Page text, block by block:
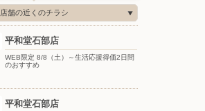
店舗の近くのチラシ
平和堂石部店
WEB限定 8/8（土）～生活応援得価2日間
のおすすめ
平和堂石部店